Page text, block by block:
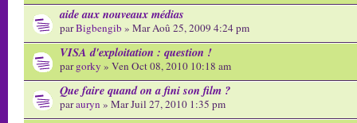
aide aux nouveaux médias
parBigbengib » Mar Aoû 25, 2009 4:24 pm
VISA d'exploitation : question !
pargorky » Ven Oct 08, 2010 10:18 am
Que faire quand on a fini son film ?
parauryn » Mar Juil 27, 2010 1:35 pm